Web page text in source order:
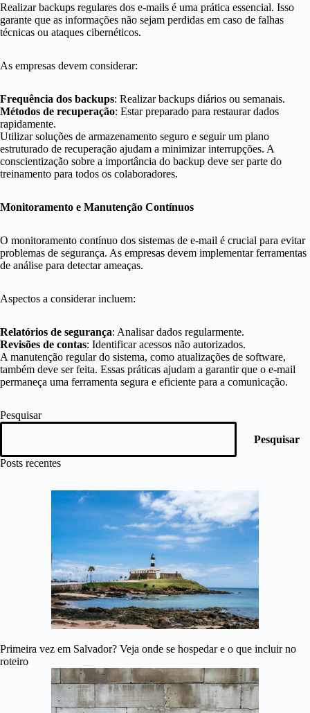
Realizar backups regulares dos e-mails é uma prática essencial. Isso
garante que as informações não sejam perdidas em caso de falhas
técnicas ou ataques cibernéticos.
As empresas devem considerar:
Frequência dos backups: Realizar backups diários ou semanais.
Métodos de recuperação: Estar preparado para restaurar dados
rapidamente.
Utilizar soluções de armazenamento seguro e seguir um plano
estruturado de recuperação ajudam a minimizar interrupções. A
conscientização sobre a importância do backup deve ser parte do
treinamento para todos os colaboradores.
Monitoramento e Manutenção Contínuos
O monitoramento contínuo dos sistemas de e-mail é crucial para evitar
problemas de segurança. As empresas devem implementar ferramentas
de análise para detectar ameaças.
Aspectos a considerar incluem:
Relatórios de segurança: Analisar dados regularmente.
Revisões de contas: Identificar acessos não autorizados.
A manutenção regular do sistema, como atualizações de software,
também deve ser feita. Essas práticas ajudam a garantir que o e-mail
permaneça uma ferramenta segura e eficiente para a comunicação.
Pesquisar
Pesquisar
Posts recentes
Primeira vez em Salvador? Veja onde se hospedar e o que incluir no
roteiro